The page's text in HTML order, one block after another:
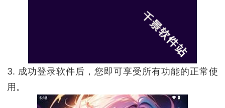
3. 成功登录软件后，您即可享受所有功能的正常使
用。